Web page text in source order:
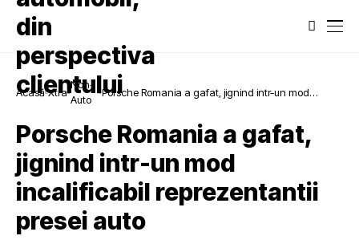
Acasă Xtra
Non-
Auto
Porsche Romania a gafat, jignind intr-un mod
Porsche Romania a gafat,
jignind intr-un mod
incalificabil reprezentantii
presei auto